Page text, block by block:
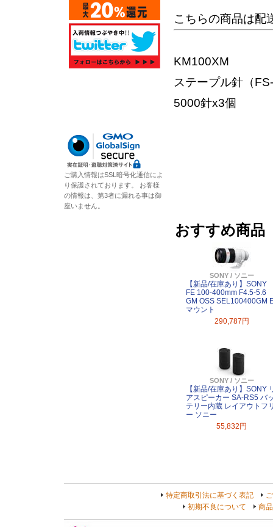
こちらの商品は配
KM100XM
ステープル針（
5000針x3個
おすすめ商品
SONY / ソニー
【新品/在庫あり】SONY
FE 100-400mm F4.5-5.6
GM OSS SEL100400GM
マウント
290,787円
SONY / ソニー
【新品/在庫あり】SONY
アスピーカー SA-RS5 バ
テリー内蔵 レイアウトフ
ー ソニー
55,832円
ご購入情報はSSL暗号化通信によ
り保護されております。 お客様
の情報は、第3者に漏れる事は御
座いません。
特定商取引法に基づく表記
初期不良について
商